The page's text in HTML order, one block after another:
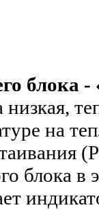
блока
низкая,
на
блока в